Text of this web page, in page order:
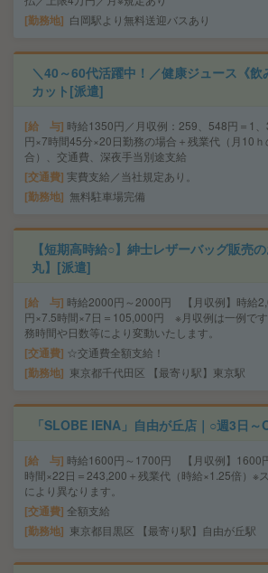
勤務地 白岡駅より無料送迎バスあり
＼40～60代活躍中！／健康ジュース《飲
カット[派遣]
給 与 時給1350円／月収例：259、548円＝1
円×7時間45分×20日勤務の場合＋残業代（月10ｈ
合）、交通費、深夜手当別途支給
交通費 実費支給／当社規定あり。
勤務地 無料駐車場完備
【短期高時給○】紳士レザーバッグ販売
丸】[派遣]
給 与 時給2000円～2000円 【月収例】時給
円×7.5時間×7日＝105,000円 ※月収例は一例で
務時間や日数等により変動いたします。
交通費 ☆交通費全額支給！
勤務地 東京都千代田区 【最寄り駅】東京駅
「SLOBE IENA」自由が丘店｜○週3日
給 与 時給1600円～1700円 【月収例】1600
時間×22日＝243,200＋残業代（時給×1.25倍）※
により異なります。
交通費 全額支給
勤務地 東京都目黒区 【最寄り駅】自由が丘駅